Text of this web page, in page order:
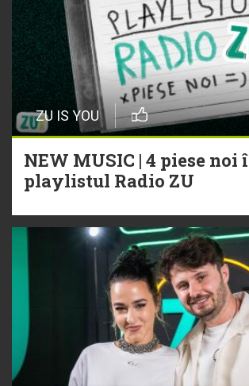
ZU IS YOU
NEW MUSIC | 4 piese noi
playlistul Radio ZU